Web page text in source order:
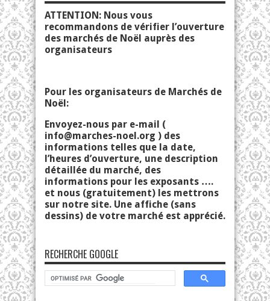
ATTENTION: Nous vous
recommandons de vérifier l’ouverture
des marchés de Noël auprès des
organisateurs
Pour les organisateurs de Marchés de
Noël:
Envoyez-nous par e-mail (
info@marches-noel.org ) des
informations telles que la date,
l’heures d’ouverture, une description
détaillée du marché, des
informations pour les exposants ….
et nous (gratuitement) les mettrons
sur notre site. Une affiche (sans
dessins) de votre marché est apprécié.
RECHERCHE GOOGLE